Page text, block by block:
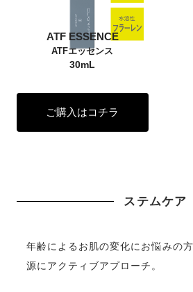
ATF ESSENCE
ATFエッセンス
30mL
ご購入はコチラ
ステムケア
年齢によるお肌の変化にお悩みの
源にアクティブアプローチ。